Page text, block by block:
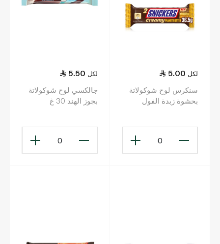
5.00 لكل
سنكرس لوح شوكولاتة
بحشوة زبدة الفول
0
5.50 لكل
جالكسي لوح شوكولاتة
بجوز الهند 30 غ
0